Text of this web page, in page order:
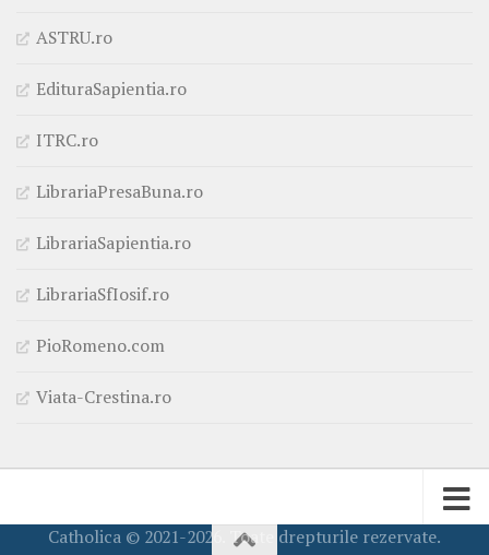
ASTRU.ro
EdituraSapientia.ro
ITRC.ro
LibrariaPresaBuna.ro
LibrariaSapientia.ro
LibrariaSfIosif.ro
PioRomeno.com
Viata-Crestina.ro
Catholica © 2021-2026. Toate drepturile rezervate.